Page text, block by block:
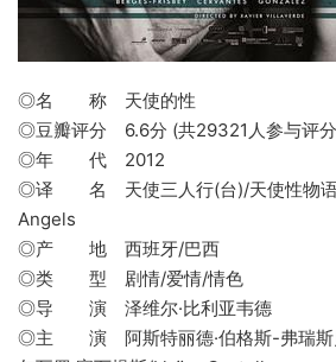
◎名 称 天使的性
◎豆瓣评分 6.6分 (共29321人参与评
◎年 代 2012
◎译 名 天使三人行(台)/天使性物语
Angels
◎产 地 西班牙/巴西
◎类 型 剧情/爱情/情色
◎导 演 泽维尔·比利亚韦德
◎主 演 阿斯特丽德·伯格斯-弗瑞斯